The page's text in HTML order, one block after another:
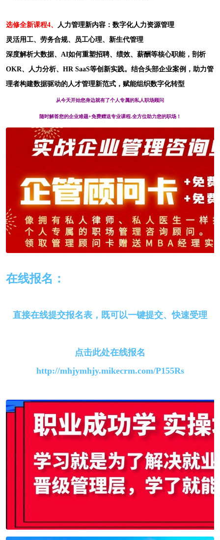
选修全新课程4、 人力管理新内容： 数字化人力资源管理
灵活用工、劳务合规、员工心理、新生代管理
深度解析大数据、AI如何重塑招聘、绩效、薪酬等核心职能，剖析
OKR、人力分析、HR SaaS等创新实践。结合头部企业案例，助力管
理者构建数据驱动的人才管理新范式，赋能组织数字化转型
从今天开始您身边就有了个人专属的私人职场顾问
随时解答您的企业难题+免费赠送专业课程.全方位助力您的职场！
在线报名：
直接在线提交报名表，既可以一键提交、快速受理
点击此处在线报名
http://mhjymhjy.mikecrm.com/P155Rs